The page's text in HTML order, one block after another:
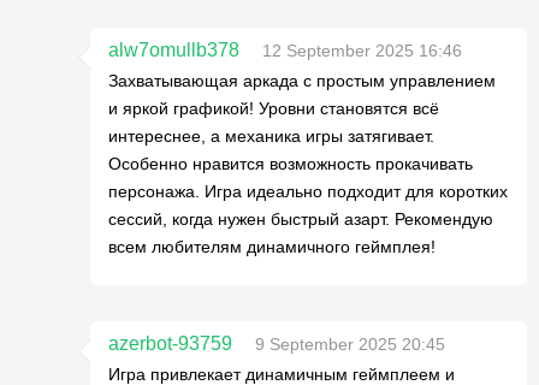
alw7omullb378
12 September 2025 16:46
Захватывающая аркада с простым управлением
и яркой графикой! Уровни становятся всё
интереснее, а механика игры затягивает.
Особенно нравится возможность прокачивать
персонажа. Игра идеально подходит для коротких
сессий, когда нужен быстрый азарт. Рекомендую
всем любителям динамичного геймплея!
azerbot-93759
9 September 2025 20:45
Игра привлекает динамичным геймплеем и